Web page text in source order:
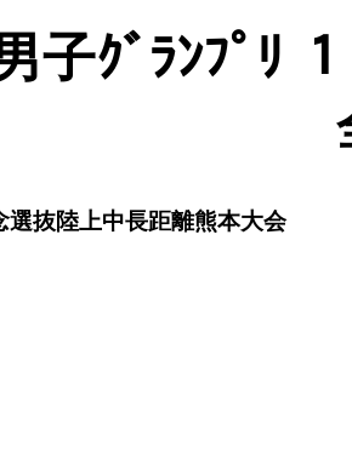
子ｸﾞﾗﾝﾌﾟﾘ
抜陸上中長距離熊本大会